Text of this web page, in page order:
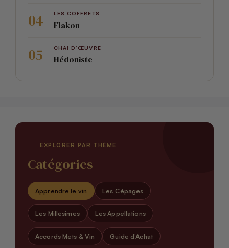
LES COFFRETS
Flakon
CHAI D’ŒUVRE
Hédoniste
EXPLORER PAR THÈME
Catégories
Apprendre le vin Les Cépages
Les Millésimes Les Appellations
Accords Mets & Vin Guide d’Achat